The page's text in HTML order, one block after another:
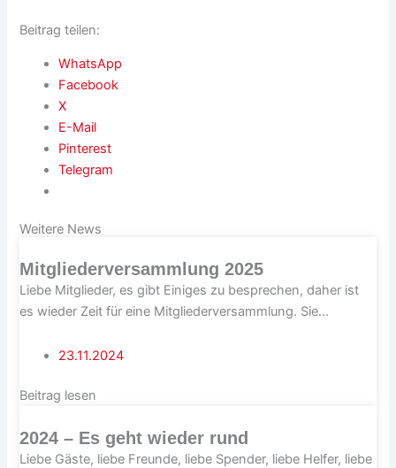
Beitrag teilen:
WhatsApp
Facebook
X
E-Mail
Pinterest
Telegram
Weitere News
Mitgliederversammlung 2025
Liebe Mitglieder, es gibt Einiges zu besprechen, daher ist
es wieder Zeit für eine Mitgliederversammlung. Sie...
23.11.2024
Beitrag lesen
2024 – Es geht wieder rund
Liebe Gäste, liebe Freunde, liebe Spender, liebe Helfer, liebe